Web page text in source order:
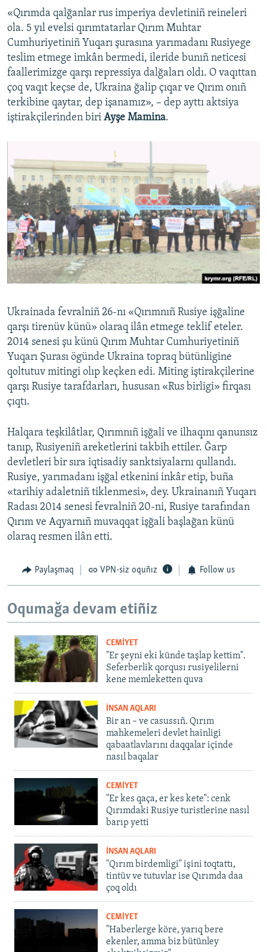
«Qırımda qalğanlar rus imperiya devletiniñ reineleri
ola. 5 yıl evelsi qırımtatarlar Qırım Muhtar
Cumhuriyetiniñ Yuqarı şurasına yarımadanı Rusiyege
teslim etmege imkân bermedi, ileride bunıñ neticesi
faallerimizge qarşı repressiya dalğaları oldı. O vaqıttan
çoq vaqıt keçse de, Ukraina ğalip çıqar ve Qırım onıñ
terkibine qaytar, dep işanamız», – dep ayttı aktsiya
iştirakçilerinden biri Ayşe Mamina.
Ukrainada fevralniñ 26-nı «Qırımnıñ Rusiye işğaline
qarşı tirenüv künü» olaraq ilân etmege teklif eteler.
2014 senesi şu künü Qırım Muhtar Cumhuriyetiniñ
Yuqarı Şurası ögünde Ukraina topraq bütünligine
qoltutuv mitingi olıp keçken edi. Miting iştirakçilerine
qarşı Rusiye tarafdarları, hususan «Rus birligi» firqası
çıqtı.
Halqara teşkilâtlar, Qırımnıñ işğali ve ilhaqını qanunsız
tanıp, Rusiyeniñ areketlerini takbih ettiler. Ğarp
devletleri bir sıra iqtisadiy sanktsiyalarnı qullandı.
Rusiye, yarımadanı işğal etkenini inkâr etip, buña
«tarihiy adaletniñ tiklenmesi», dey. Ukrainanıñ Yuqarı
Radası 2014 senesi fevralniñ 20-ni, Rusiye tarafından
Qırım ve Aqyarnıñ muvaqqat işğali başlağan künü
olaraq resmen ilân etti.
Paylaşmaq VPN-siz oquñız Follow us
Oqumağa devam etiñiz
CEMİYET
"Er şeyni eki künde taşlap kettim".
Seferberlik qorqusı rusiyelilerni
kene memleketten quva
İNSAN AQLARI
Bir an – ve casussıñ. Qırım
mahkemeleri devlet hainligi
qabaatlavlarını daqqalar içinde
nasıl baqalar
CEMİYET
"Er kes qaça, er kes kete": cenk
Qırımdaki Rusiye turistlerine nasıl
barıp yetti
İNSAN AQLARI
"Qırım birdemligi" işini toqtattı,
tintüv ve tutuvlar ise Qırımda daa
çoq oldı
CEMİYET
"Haberlerge köre, yarıq bere
ekenler, amma biz bütünley